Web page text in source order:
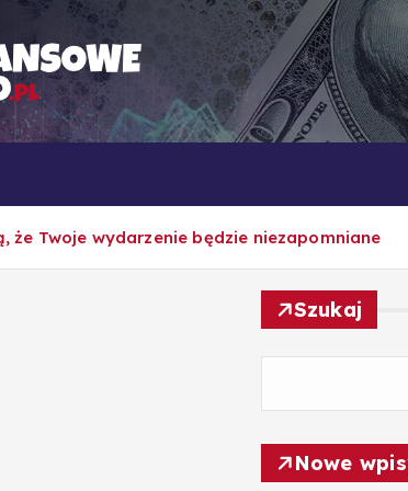
pracy, biznesie i ekonomii
że Twoje wydarzenie będzie niezapomniane
Szukaj
Nowe